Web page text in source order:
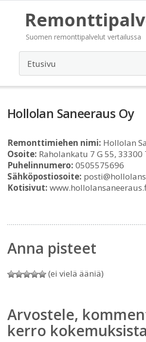
Suomen remonttipalvelut vertailussa
Hollolan Saneeraus Oy
Remonttimiehen nimi: Hollolan
Osoite: Raholankatu 7 G 55, 33300
Puhelinnumero: 0505575696
Sähköpostiosoite:
Kotisivut:
Anna pisteet
(ei vielä ääniä)
Arvostele,
kerro kokemuksista